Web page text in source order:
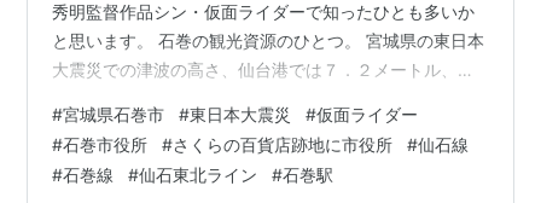
秀明監督作品シン・仮面ライダーで知ったひとも多いか
と思います。 石巻の観光資源のひとつ。 宮城県の東日本
大震災での津波の高さ、仙台港では７．２メートル、石
らでつくる一般社団法人フィッシャーマン・ジャパンの
売場もありました。そんなイオンの前、２００８年に閉
店したさくらの百貨店石巻店のあとに、石巻市役所が２
#宮城県石巻市 #東日本大震災 #仮面ライダー
#石巻市役所 #さくらの百貨店跡地に市役所 #仙石線
#石巻線 #仙石東北ライン #石巻駅